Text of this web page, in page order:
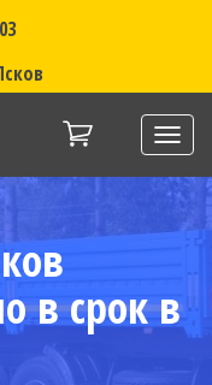
в срок в